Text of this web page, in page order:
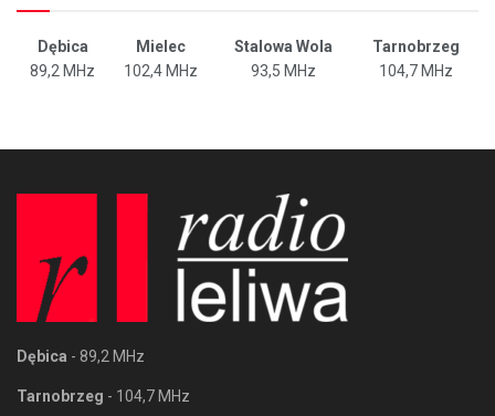
Dębica Mielec Stalowa Wola
Tarnobrzeg
89,2 MHz
102,4 MHz 93,5 MHz 104,7 MHz
Dębica - 89,2 MHz
Tarnobrzeg - 104,7 MHz